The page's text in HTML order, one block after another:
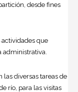
desde fines
que
las diversas tareas de
río, para las visitas